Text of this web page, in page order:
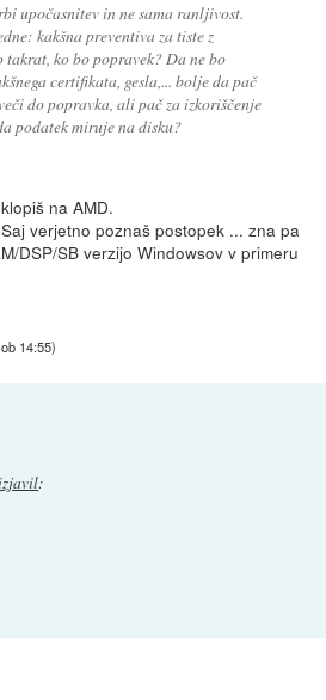
upočasnitev in ne sama ranljivost.
kakšna preventiva za tiste z
ko bo popravek? Da ne bo
certifikata, gesla,... bolje da pač
do popravka, ali pač za izkoriščenje
podatek miruje na disku?
na AMD.
verjetno poznaš postopek ... zna pa
DSP/SB verzijo Windowsov v primeru
14:55)
: